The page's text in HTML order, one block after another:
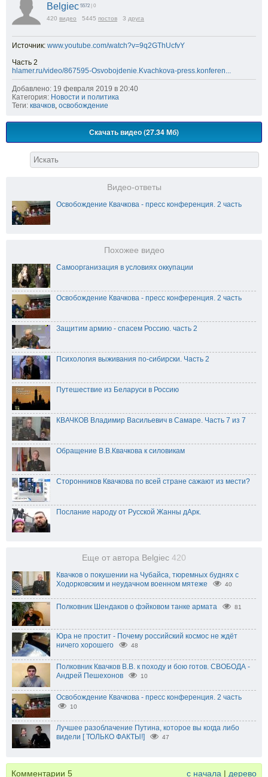
Belgiec 5572 | 0
420 видео 5445 постов 3 друга
Источник: www.youtube.com/watch?v=9q2GThUcfvY
Часть 2
hlamer.ru/video/867595-Osvobojdenie.Kvachkova-press.konferen...
Добавлено: 19 февраля 2019 в 20:40
Категория: Новости и политика
Теги: квачков, освобождение
Скачать видео (27.34 Мб)
Видео-ответы
Освобождение Квачкова - пресс конференция. 2 часть
Похожее видео
Самоорганизация в условиях оккупации
Освобождение Квачкова - пресс конференция. 2 часть
Защитим армию - спасем Россию. часть 2
Психология выживания по-сибирски. Часть 2
Путешествие из Беларуси в Россию
КВАЧКОВ Владимир Васильевич в Самаре. Часть 7 из 7
Обращение В.В.Квачкова к силовикам
Сторонников Квачкова по всей стране сажают из мести?
Послание народу от Русской Жанны дАрк.
Еще от автора Belgiec 420
Квачков о покушении на Чубайса, тюремных буднях с
Ходорковским и неудачном военном мятеже
40
Полковник Шендаков о фэйковом танке армата 81
Юра не простит - Почему российский космос не ждёт
ничего хорошего
48
Полковник Квачков В.В. к походу и бою готов. СВОБОДА -
Андрей Пешехонов
10
Освобождение Квачкова - пресс конференция. 2 часть
10
Лучшее разоблачение Путина, которое вы когда либо
видели [ ТОЛЬКО ФАКТЫ!]
47
Комментарии 5 с начала | дерево